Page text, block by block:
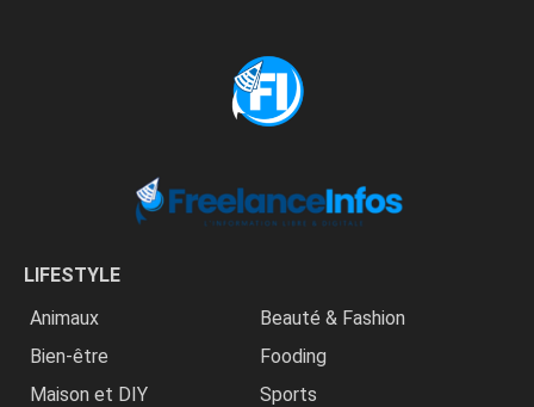
LIFESTYLE
Animaux
Beauté & Fashion
Bien-être
Fooding
Maison et DIY
Sports